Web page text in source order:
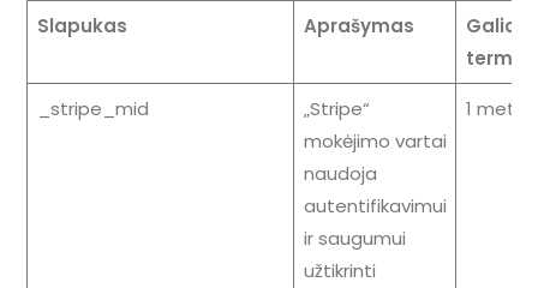
Slapukas Aprašymas
_stripe_mid
„Stripe“
mokėjimo vartai
naudoja
autentifikavimui
ir saugumui
užtikrinti
1 metai